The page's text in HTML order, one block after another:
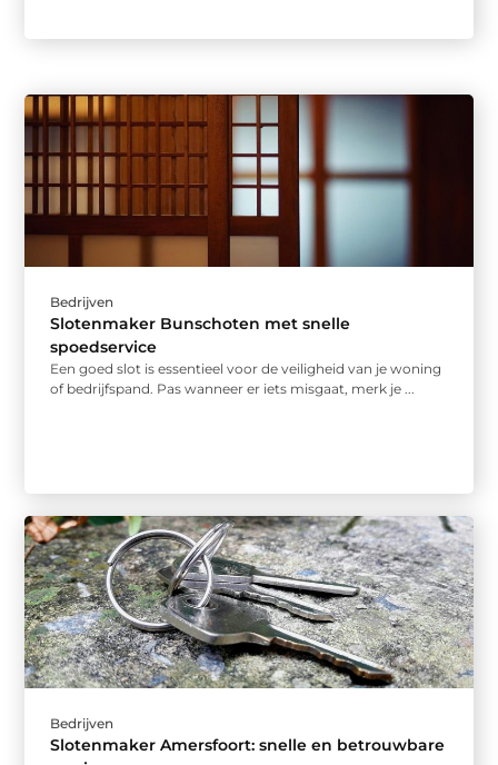
Bedrijven
Slotenmaker Bunschoten met snelle
spoedservice
Een goed slot is essentieel voor de veiligheid van je woning
of bedrijfspand. Pas wanneer er iets misgaat, merk je ...
Bedrijven
Slotenmaker Amersfoort: snelle en betrouwbare